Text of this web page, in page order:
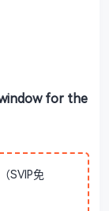
for the
SVIP免